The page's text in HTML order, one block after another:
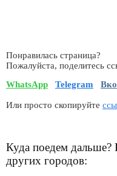
Понравилась страница?
Пожалуйста, поделитесь
WhatsApp
Telegram
Или просто скопируйте
Куда поедем дальше?
других городов: